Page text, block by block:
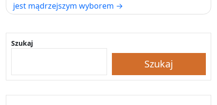
jest mądrzejszym wyborem
Szukaj
Szukaj